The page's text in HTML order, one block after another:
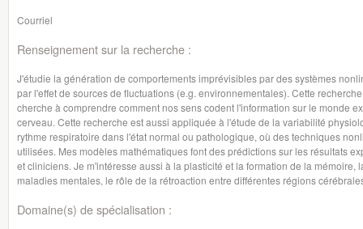
Courriel
Renseignement sur la recherche :
J'étudie la génération de comportements imprévisibles par des systèmes
par l'effet de sources de fluctuations (e.g. environnementales). Cette
cherche à comprendre comment nos sens codent l'information sur le monde
cerveau. Cette recherche est aussi appliquée à l'étude de la variabilité
rythme respiratoire dans l'état normal ou pathologique, où des techniques
utilisées. Mes modèles mathématiques font des prédictions sur les résultats
et cliniciens. Je m'intéresse aussi à la plasticité et la formation de la
maladies mentales, le rôle de la rétroaction entre différentes régions
Domaine(s) de spécialisation :